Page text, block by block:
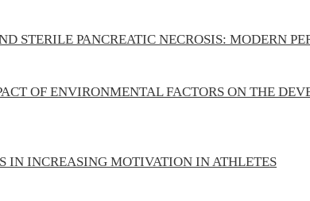
STERILE PANCREATIC NECROSIS: MODERN
OF ENVIRONMENTAL FACTORS ON THE
IN INCREASING MOTIVATION IN ATHLETES